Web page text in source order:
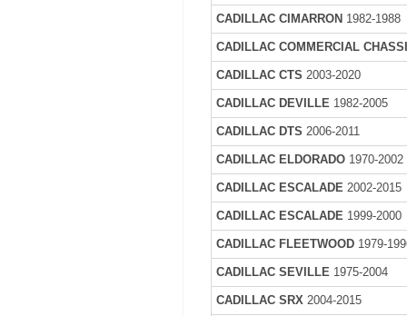
CADILLAC CIMARRON 1982-1988
CADILLAC COMMERCIAL
CADILLAC CTS2003-2020
CADILLAC DEVILLE 1982-2005
CADILLAC DTS 2006-2011
CADILLAC ELDORADO 1970-2002
CADILLAC ESCALADE2002-2015
CADILLAC ESCALADE 1999-2000
CADILLAC FLEETWOOD 1979-
CADILLAC SEVILLE 1975-2004
CADILLAC SRX 2004-2015